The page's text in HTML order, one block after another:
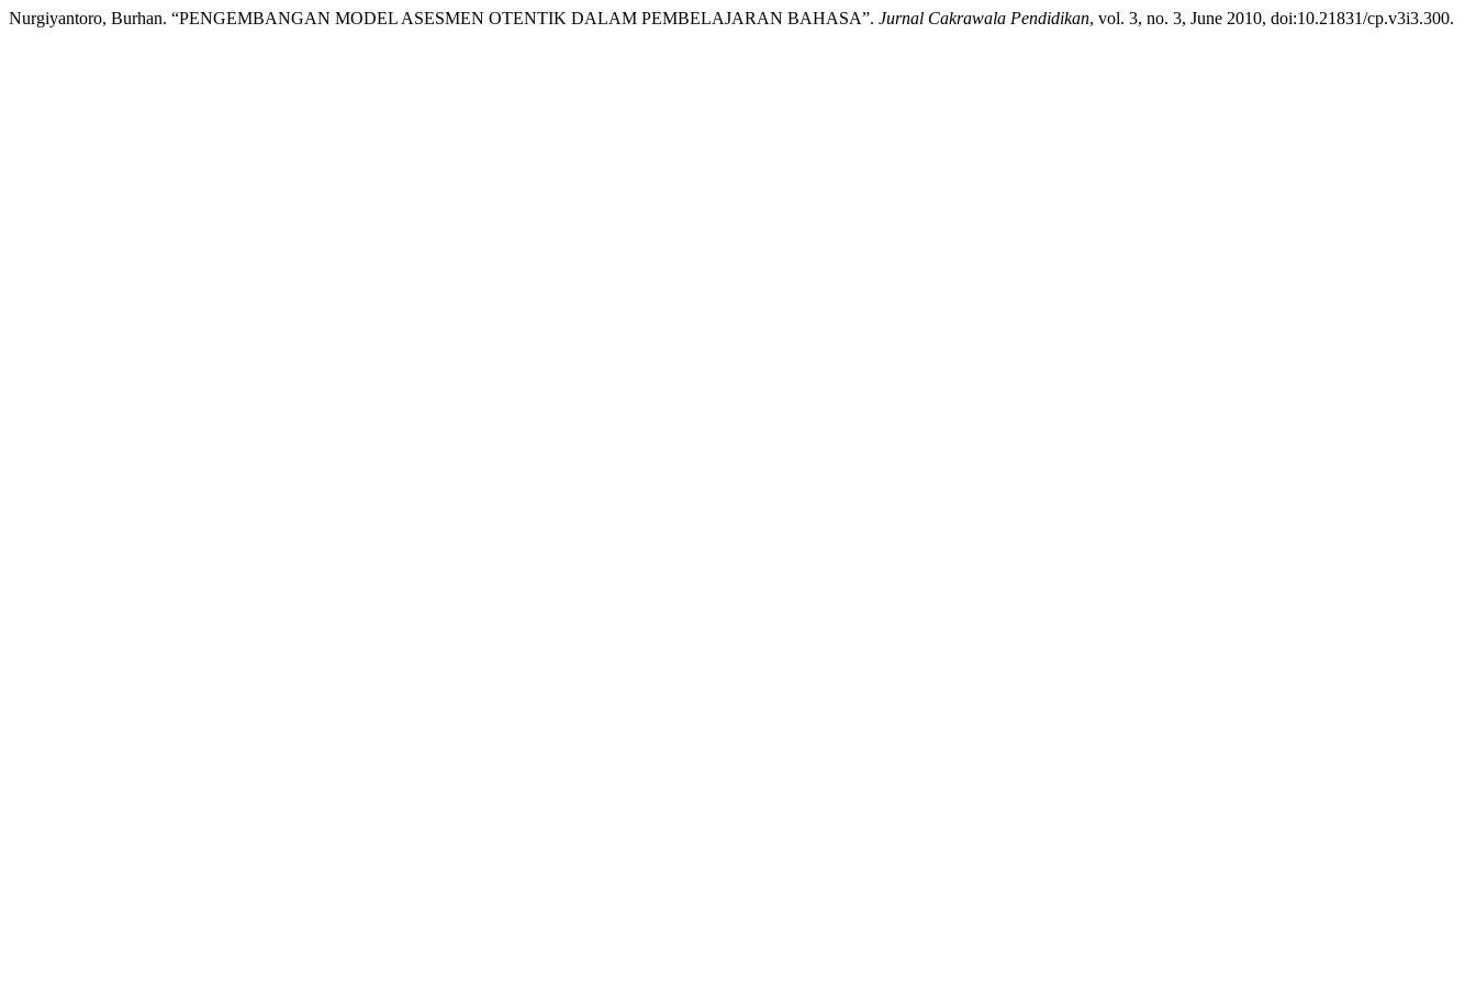
Nurgiyantoro, Burhan. “PENGEMBANGAN MODEL ASESMEN OTENTIK DALAM PEMBELAJARAN BAHASA”. Jurnal Cakrawala Pendidikan, vol. 3, no. 3, June 2010, doi:10.21831/cp.v3i3.300.